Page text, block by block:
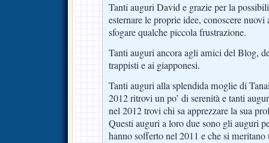
Tanti auguri David e grazie per la
esternare le proprie idee, conoscere
sfogare qualche piccola frustrazione.
Tanti auguri ancora agli amici del Blog,
trappisti e ai giapponesi.
Tanti auguri alla splendida moglie di
2012 ritrovi un po’ di serenità e tanti
nel 2012 trovi chi sa apprezzare la sua
Questi auguri a loro due sono gli auguri
hanno sofferto nel 2011 e che si